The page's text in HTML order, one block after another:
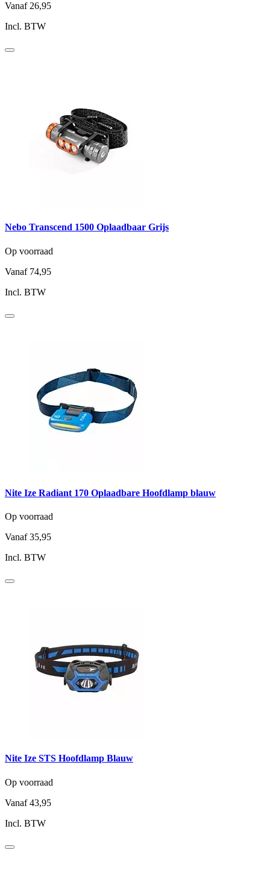
Vanaf 26,95
Incl. BTW
Nebo Transcend 1500 Oplaadbaar Grijs
Op voorraad
Vanaf 74,95
Incl. BTW
Nite Ize Radiant 170 Oplaadbare Hoofdlamp blauw
Op voorraad
Vanaf 35,95
Incl. BTW
Nite Ize STS Hoofdlamp Blauw
Op voorraad
Vanaf 43,95
Incl. BTW